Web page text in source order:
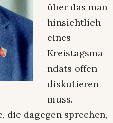
über das man
hinsichtlich
eines
Kreistagsma
ndats offen
diskutieren
muss.
die dagegen sprechen,